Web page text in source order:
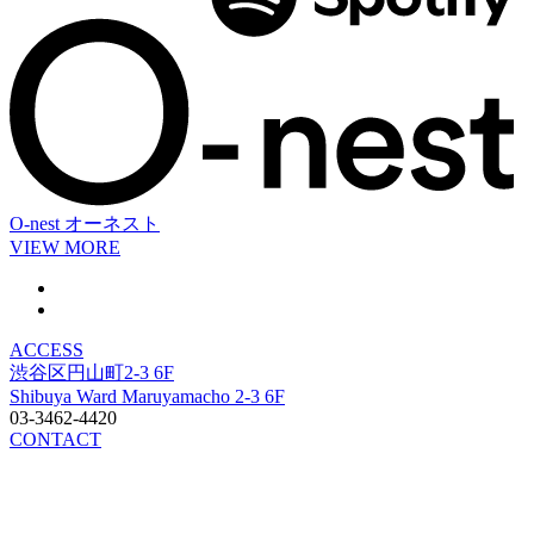
O-nest オーネスト
VIEW MORE
ACCESS
渋谷区円山町2-3 6F
Shibuya Ward Maruyamacho 2-3 6F
03-3462-4420
CONTACT